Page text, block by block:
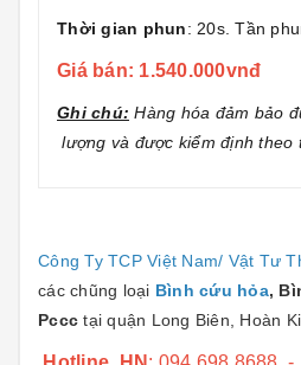
Thời gian phun: 20s. Tần
Giá bán: 1.540.000vnđ
Ghi chú: Hàng hóa đảm bảo
lượng và được kiểm định theo
Công Ty TCP Việt Nam/ Vật Tư
các chũng loại Bình cứu hỏa,
Pccc tại quận Long Biên, Hoàn